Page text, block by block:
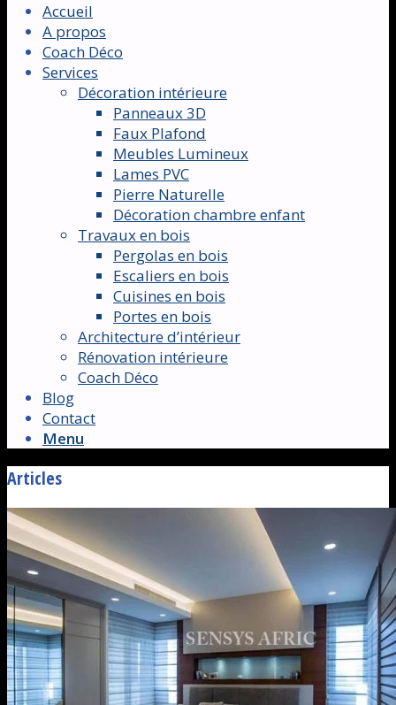
Accueil
A propos
Coach Déco
Services
Décoration intérieure
Panneaux 3D
Faux Plafond
Meubles Lumineux
Lames PVC
Pierre Naturelle
Décoration chambre enfant
Travaux en bois
Pergolas en bois
Escaliers en bois
Cuisines en bois
Portes en bois
Architecture d’intérieur
Rénovation intérieure
Coach Déco
Blog
Contact
Menu
Articles